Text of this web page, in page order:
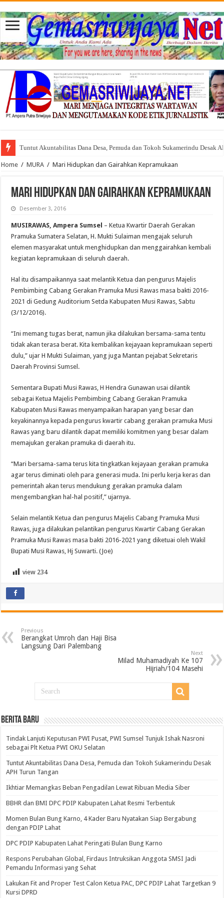
Tuntut Akuntabilitas Dana Desa, Pemuda dan Tokoh Sukamerindu Desak
Home / MURA / Mari Hidupkan dan Gairahkan Kepramukaan
Mari Hidupkan dan Gairahkan Kepramukaan
Desember 3, 2016
MUSIRAWAS, Ampera Sumsel – Ketua Kwartir Daerah Gerakan
Pramuka Sumatera Selatan, H. Mukti Sulaiman mengajak seluruh
elemen masyarakat untuk menghidupkan dan menggairahkan kembali
kegiatan kepramukaan di seluruh daerah.
Hal itu disampaikannya saat melantik Ketua dan pengurus Majelis
Pembimbing Cabang Gerakan Pramuka Musi Rawas masa bakti 2016-
2021 di Gedung Auditorium Setda Kabupaten Musi Rawas, Sabtu
(3/12/2016).
“Ini memang tugas berat, namun jika dilakukan bersama-sama tentu
tidak akan terasa berat. Kita kembalikan kejayaan kepramukaan seperti
dulu,” ujar H Mukti Sulaiman, yang juga Mantan pejabat Sekretaris
Daerah Provinsi Sumsel.
Sementara Bupati Musi Rawas, H Hendra Gunawan usai dilantik
sebagai Ketua Majelis Pembimbing Cabang Gerakan Pramuka
Kabupaten Musi Rawas menyampaikan harapan yang besar dan
keyakinannya kepada pengurus kwartir cabang gerakan pramuka Musi
Rawas yang baru dilantik dapat memiliki komitmen yang besar dalam
memajukan gerakan pramuka di daerah itu.
“Mari bersama-sama terus kita tingkatkan kejayaan gerakan pramuka
agar terus diminati oleh para generasi muda. Ini perlu kerja keras dan
pemerintah akan terus mendukung gerakan pramuka dalam
mengembangkan hal-hal positif,” ujarnya.
Selain melantik Ketua dan pengurus Majelis Cabang Pramuka Musi
Rawas, juga dilakukan pelantikan pengurus Kwartir Cabang Gerakan
Pramuka Musi Rawas masa bakti 2016-2021 yang diketuai oleh Wakil
Bupati Musi Rawas, Hj Suwarti. (Joe)
view 234
Previous
Berangkat Umroh dan Haji Bisa
Langsung Dari Palembang
Next
Milad Muhamadiyah Ke 107
Hijriah/104 Masehi
BERITA BARU
Tindak Lanjuti Keputusan PWI Pusat, PWI Sumsel Tunjuk Ishak Nasroni
sebagai Plt Ketua PWI OKU Selatan
Tuntut Akuntabilitas Dana Desa, Pemuda dan Tokoh Sukamerindu Desak
APH Turun Tangan
Ikhtiar Memangkas Beban Pengadilan Lewat Ribuan Media Siber
BBHR dan BMI DPC PDIP Kabupaten Lahat Resmi Terbentuk
Momen Bulan Bung Karno, 4 Kader Baru Nyatakan Siap Bergabung
dengan PDIP Lahat
DPC PDIP Kabupaten Lahat Peringati Bulan Bung Karno
Respons Perubahan Global, Firdaus Intruksikan Anggota SMSI Jadi
Pemandu Informasi yang Sehat
Lakukan Fit and Proper Test Calon Ketua PAC, DPC PDIP Lahat Targetkan 9
Kursi DPRD